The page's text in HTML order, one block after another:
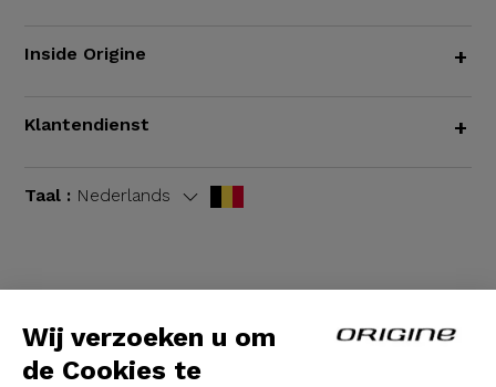
Wij verzoeken u om
de Cookies te
Inside Origine +
Klantendienst +
Taal : Nederlands